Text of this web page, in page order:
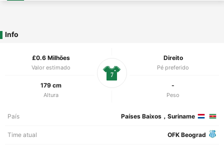
Info
£0.6 Milhões
Valor estimado
Direito
Pé preferido
179 cm
Altura
-
Peso
7
País Países Baixos，Suriname
Time atual OFK Beograd